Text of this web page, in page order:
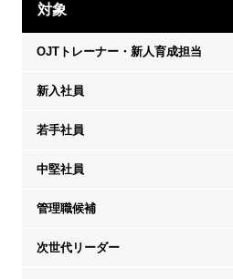
対象
OJTトレーナー・新人育成担当
新入社員
若手社員
中堅社員
管理職候補
次世代リーダー